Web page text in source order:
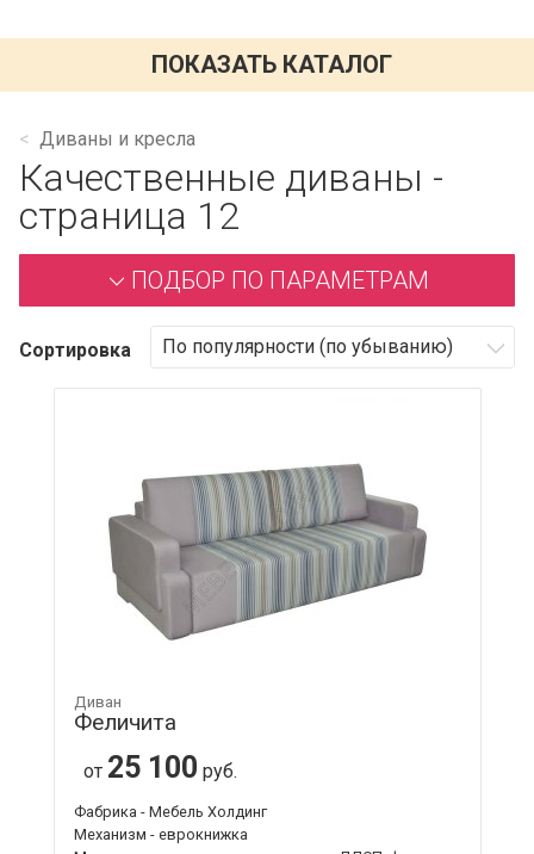
ПОКАЗАТЬ КАТАЛОГ
Диваны и кресла
Качественные диваны -
страница 12
ПОДБОР ПО ПАРАМЕТРАМ
Сортировка
Диван
Феличита
от 25 100 руб.
Фабрика - Мебель Холдинг
Механизм - еврокнижка